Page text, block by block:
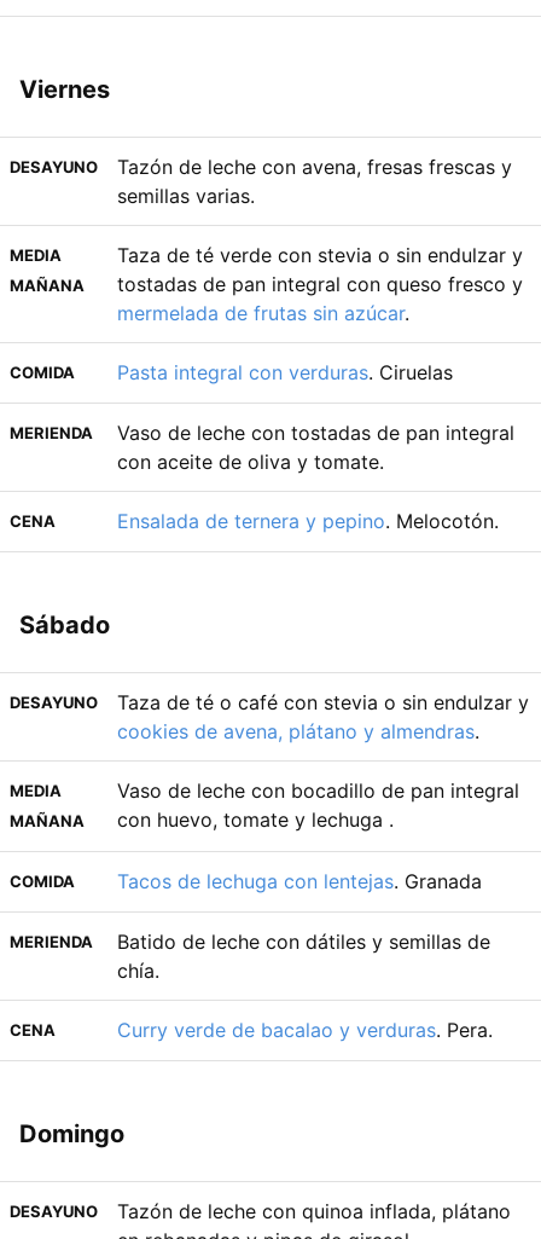
Viernes
DESAYUNO
Tazón de leche con avena, fresas frescas y
semillas varias.
MEDIA
MAÑANA
Taza de té verde con stevia o sin endulzar y
tostadas de pan integral con queso fresco y
mermelada de frutas sin azúcar.
COMIDA Pasta integral con verduras. Ciruelas
MERIENDA
Vaso de leche con tostadas de pan integral
con aceite de oliva y tomate.
CENA Ensalada de ternera y pepino. Melocotón.
Sábado
DESAYUNO
Taza de té o café con stevia o sin endulzar y
cookies de avena, plátano y almendras.
MEDIA
MAÑANA
Vaso de leche con bocadillo de pan integral
con huevo, tomate y lechuga .
COMIDA Tacos de lechuga con lentejas. Granada
MERIENDA
Batido de leche con dátiles y semillas de
chía.
CENA Curry verde de bacalao y verduras. Pera.
Domingo
DESAYUNO
Tazón de leche con quinoa inflada, plátano